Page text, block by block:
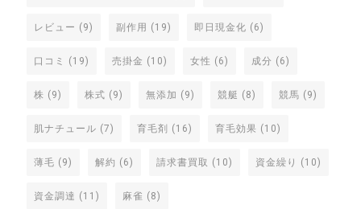
レビュー (9) 副作用 (19) 即日現金化 (6)
口コミ (19) 売掛金 (10) 女性 (6) 成分 (6)
株 (9) 株式 (9) 無添加 (9) 競艇 (8) 競馬 (9)
肌ナチュール (7) 育毛剤 (16) 育毛効果 (10)
薄毛 (9) 解約 (6) 請求書買取 (10) 資金繰り (10)
資金調達 (11) 麻雀 (8)